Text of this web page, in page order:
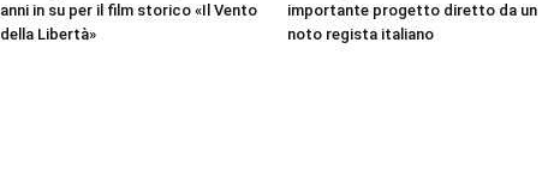
anni in su per il film storico «Il Vento
della Libertà»
importante progetto diretto da un
noto regista italiano